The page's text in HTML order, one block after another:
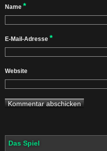
Name *
E-Mail-Adresse *
Website
Das Spiel